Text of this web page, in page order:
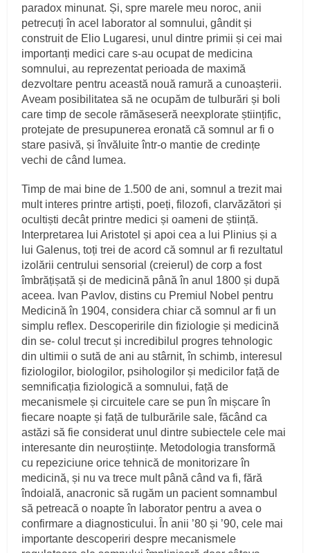
paradox minunat. Și, spre marele meu noroc, anii
petrecuți în acel laborator al somnului, gândit și
construit de Elio Lugaresi, unul dintre primii și cei mai
importanți medici care s‑au ocupat de medicina
somnului, au reprezentat perioada de maximă
dezvoltare pentru această nouă ramură a cunoașterii.
Aveam posibilitatea să ne ocupăm de tulburări și boli
care timp de secole rămăseseră neexplorate științific,
protejate de presupunerea eronată că somnul ar fi o
stare pasivă, și învăluite într‑o mantie de credințe
vechi de când lumea.
Timp de mai bine de 1.500 de ani, somnul a trezit mai
mult interes printre artiști, poeți, filozofi, clarvăzători și
ocultiști decât printre medici și oameni de știință.
Interpretarea lui Aristotel și apoi cea a lui Plinius și a
lui Galenus, toți trei de acord că somnul ar fi rezultatul
izolării centrului sensorial (creierul) de corp a fost
îmbrățișată și de medicină până în anul 1800 și după
aceea. Ivan Pavlov, distins cu Premiul Nobel pentru
Medicină în 1904, considera chiar că somnul ar fi un
simplu reflex. Descoperirile din fiziologie și medicină
din se‑ colul trecut și incredibilul progres tehnologic
din ultimii o sută de ani au stârnit, în schimb, interesul
fiziologilor, biologilor, psihologilor și medicilor față de
semnificația fiziologică a somnului, față de
mecanismele și circuitele care se pun în mișcare în
fiecare noapte și față de tulburările sale, făcând ca
astăzi să fie considerat unul dintre subiectele cele mai
interesante din neuroștiințe. Metodologia transformă
cu repeziciune orice tehnică de monitorizare în
medicină, și nu va trece mult până când va fi, fără
îndoială, anacronic să rugăm un pacient somnambul
să petreacă o noapte în laborator pentru a avea o
confirmare a diagnosticului. În anii ’80 și ’90, cele mai
importante descoperiri despre mecanismele